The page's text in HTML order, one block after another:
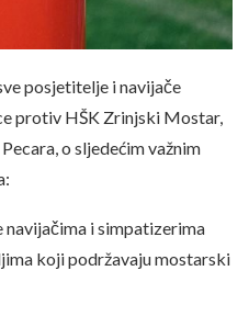
posjetitelje i navijače
protiv HŠK Zrinjski Mostar,
o sljedećim važnim
navijačima i simpatizerima
koji podržavaju mostarski